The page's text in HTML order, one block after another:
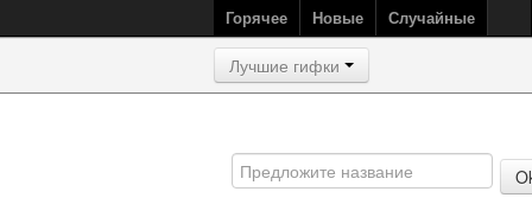
Горячее Новые Случайные
Лучшие гифки